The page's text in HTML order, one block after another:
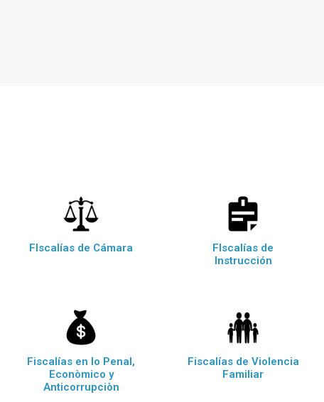
FIscalías de Cámara
FIscalías de
Instrucción
Fiscalías en lo Penal,
Econòmico y
Anticorrupciòn
Fiscalías de Violencia
Familiar